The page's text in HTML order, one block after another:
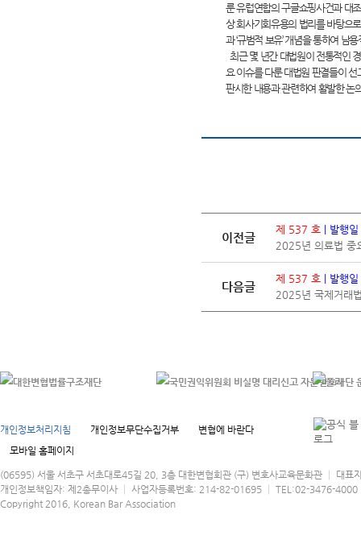
룬 유럽연합의 구글쇼핑사건과 대
상 회사기회유용의 법리를 바탕으
과 ‘규범적 보유’ 개념을 통하여 남
최근 몇 년간 대법원이 전통적인
요 이슈를 다룬 대법원 판결들이
판시한 내용과 관련하여 활발한 논
이전글
제 537 호 | 발행
2025년 의료법 중
다음글
제 537 호 | 발행
2025년 국제거래
개인정보처리지침 개인정보무단수집거부
변협에 바란다
모바일 홈페이지
(06595) 서울 서초구 서초대로45길 20, 3층 대한변협회관 (구) 변호사교육문화관 │ 대표
개인정보책임자: 제2총무이사 │ 사업자등록번호: 214-82-01695 │ TEL:02-3476-
Copyright 2016, Korean Bar Association